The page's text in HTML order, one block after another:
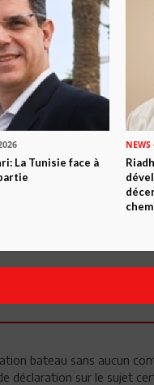
bateau sans aucun
déclaration sur le sujet
La Tunisie face à
NEWS